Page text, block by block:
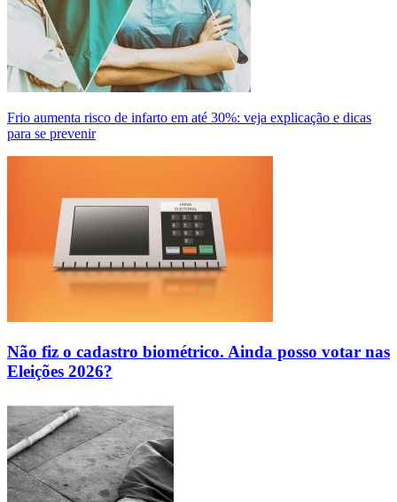
Frio aumenta risco de infarto em até 30%: veja explicação e dicas
para se prevenir
Não fiz o cadastro biométrico. Ainda posso votar nas
Eleições 2026?